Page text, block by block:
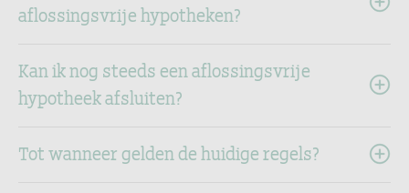
aflossingsvrije hypotheken?
Kan ik nog steeds een aflossingsvrije
hypotheek afsluiten?
Tot wanneer gelden de huidige regels?